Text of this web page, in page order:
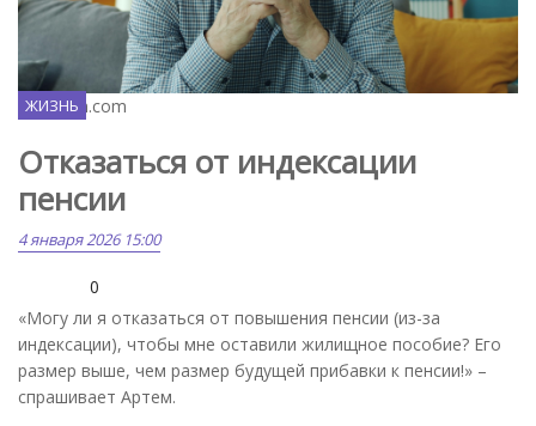
Unsplash.com
ЖИЗНЬ
Отказаться от индексации
пенсии
4 января 2026 15:00
0
«Могу ли я отказаться от повышения пенсии (из-за
индексации), чтобы мне оставили жилищное пособие? Его
размер выше, чем размер будущей прибавки к пенсии!» –
спрашивает Артем.